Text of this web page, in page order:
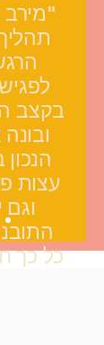
בקצב
עצות
כל כך